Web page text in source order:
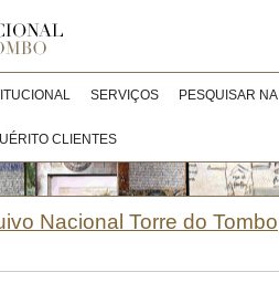
SERVIÇOS PESQUISAR
CLIENTES
Nacional Torre do Tombo